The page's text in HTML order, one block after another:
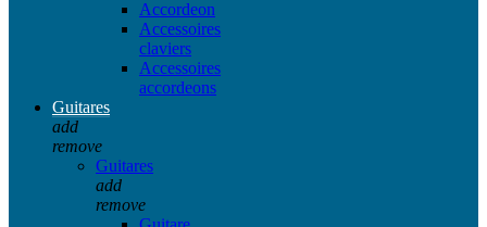
Accordeon
Accessoires
claviers
Accessoires
accordeons
Guitares
add
remove
Guitares
add
remove